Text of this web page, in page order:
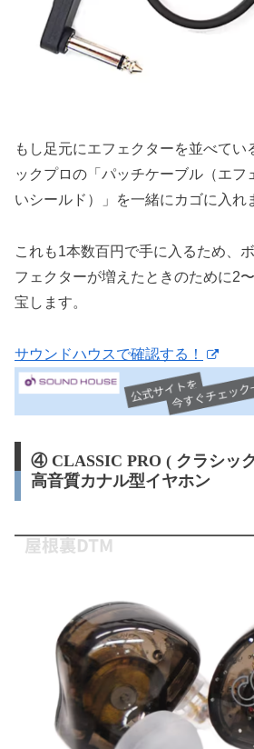
もし足元にエフェクターを並べてい
ックプロの「パッチケーブル（エフ
いシールド）」を一緒にカゴに入れ
これも1本数百円で手に入るため、
フェクターが増えたときのために2
宝します。
サウンドハウスで確認する！
④ CLASSIC PRO ( クラシッ
高音質カナル型イヤホン